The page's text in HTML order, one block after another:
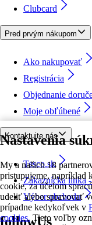
Nastavenia
My a našich 18
pristupujeme, napríklad
cookie, za účelom
udeliť alebo spravovať
prípadne kedykoľvek v
cookies. Tieto voľby
Clubcard
Pred prvým nákupom
Ako nakupovať
Registrácia
Objednanie
Moje obľúbené
Kontaktujte nás
Tesco.sk
Zákaznícka linka
Výber obchodu
followUs